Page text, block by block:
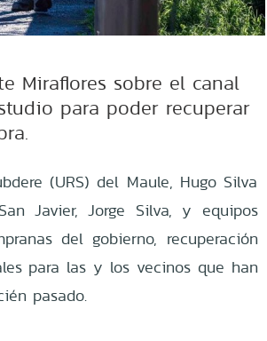
Miraflores sobre el canal
para poder recuperar
(URS) del Maule, Hugo Silva
Javier, Jorge Silva, y equipos
del gobierno, recuperación
para las y los vecinos que han
pasado.